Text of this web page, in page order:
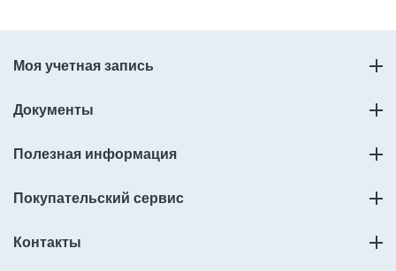
Моя учетная запись
Документы
Полезная информация
Покупательский сервис
Контакты